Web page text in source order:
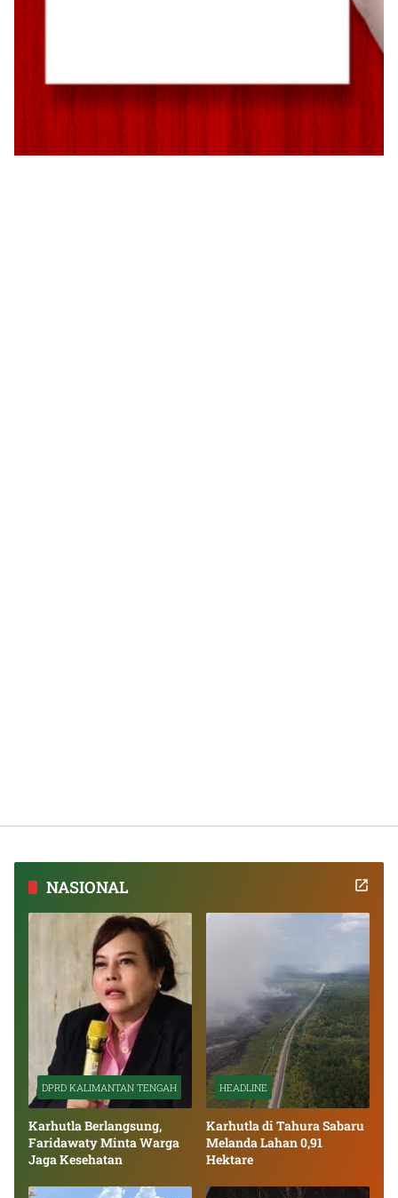
NASIONAL
DPRD KALIMANTAN TENGAH
Karhutla Berlangsung,
Faridawaty Minta Warga
Jaga Kesehatan
HEADLINE
Karhutla di Tahura Sabaru
Melanda Lahan 0,91
Hektare